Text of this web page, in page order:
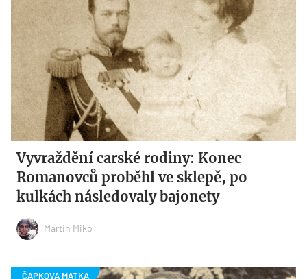
Vyvraždění carské rodiny: Konec
Romanovců proběhl ve sklepě, po
kulkách následovaly bajonety
Martin Miko